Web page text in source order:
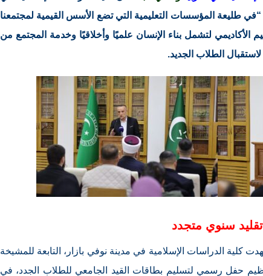
طليعة المؤسسات التعليمية التي تضع الأسس القيمية لمجتمعنا
الأكاديمي لتشمل بناء الإنسان علميًا وأخلاقيًا وخدمة المجتمع من
الطلاب الجديد.
تقليد سنوي متجدد
كلية الدراسات الإسلامية في مدينة نوفي بازار، التابعة للمشيخة
صربيا، يوم الاثنين 6 أكتوبر، تنظيم حفل رسمي لتسليم بطاقات القيد الجامعي للطلاب الجدد، في